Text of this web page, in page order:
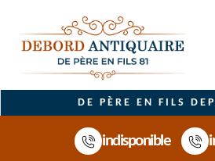
DE PÈRE EN FILS
indisponible